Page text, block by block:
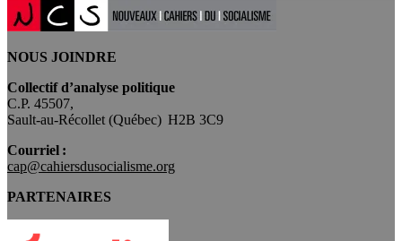
NOUS JOINDRE
Collectif d’analyse politique
C.P. 45507,
Sault-au-Récollet (Québec) H2B 3C9
Courriel :
cap@cahiersdusocialisme.org
PARTENAIRES